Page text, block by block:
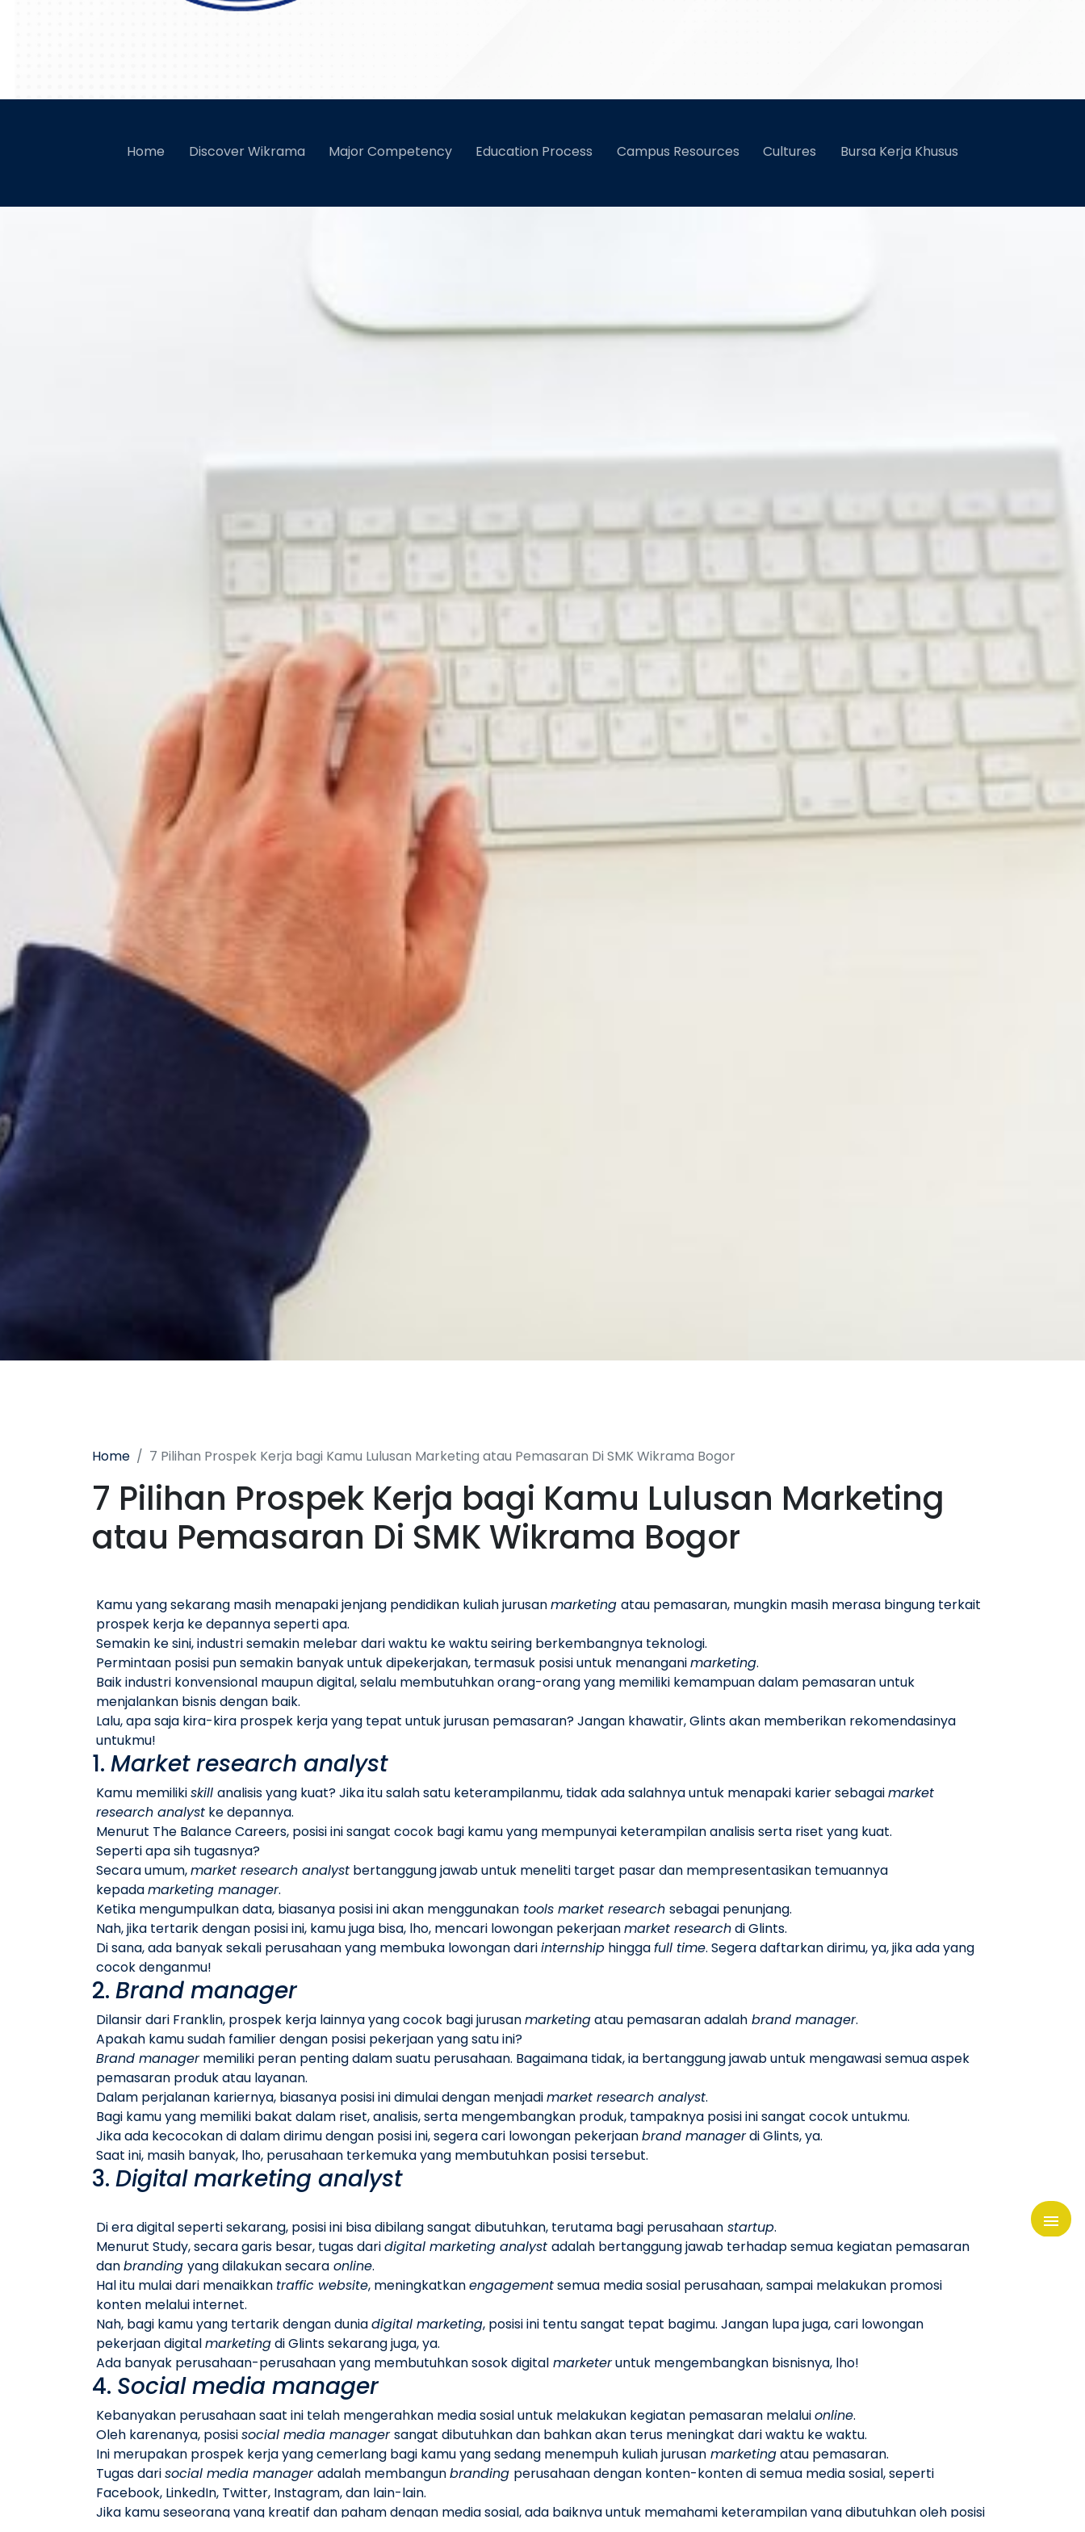
Home Discover Wikrama Major Competency Education Process Campus Resources Cultures Bursa Kerja Khusus
7 Pilihan Prospek Kerja bagi Kamu Lulusan Marketing atau Pemasaran Di SMK Wikrama Bogor
Bogor
Home 7 Pilihan Prospek Kerja bagi Kamu Lulusan Marketing atau Pemasaran Di SMK Wikrama Bogor
7 Pilihan Prospek Kerja bagi Kamu Lulusan Marketing
atau Pemasaran Di SMK Wikrama Bogor
Kamu yang sekarang masih menapaki jenjang pendidikan kuliah jurusanmarketing atau pemasaran, mungkin masih merasa bingung terkait
prospek kerja ke depannya seperti apa.
Semakin ke sini, industri semakin melebar dari waktu ke waktu seiring berkembangnya teknologi.
Permintaan posisi pun semakin banyak untuk dipekerjakan, termasuk posisi untuk menanganimarketing.
Baik industri konvensional maupun digital, selalu membutuhkan orang-orang yang memiliki kemampuan dalam pemasaran untuk
menjalankan bisnis dengan baik.
Lalu, apa saja kira-kira prospek kerja yang tepat untuk jurusan pemasaran? Jangan khawatir, Glints akan memberikan rekomendasinya
untukmu!
1. Market research analyst
Kamu memilikiskill analisis yang kuat? Jika itu salah satu keterampilanmu, tidak ada salahnya untuk menapaki karier sebagaimarket
research analyst ke depannya.
Menurut The Balance Careers, posisi ini sangat cocok bagi kamu yang mempunyai keterampilan analisis serta riset yang kuat.
Seperti apa sih tugasnya?
Secara umum,market research analyst bertanggung jawab untuk meneliti target pasar dan mempresentasikan temuannya
kepadamarketing manager.
Ketika mengumpulkan data, biasanya posisi ini akan menggunakan tools market research sebagai penunjang.
Nah, jika tertarik dengan posisi ini, kamu juga bisa, lho, mencari lowongan pekerjaanmarket researchdi Glints.
Di sana, ada banyak sekali perusahaan yang membuka lowongan dariinternship hinggafull time. Segera daftarkan dirimu, ya, jika ada yang
cocok denganmu!
2. Brand manager
Dilansir dari Franklin, prospek kerja lainnya yang cocok bagi jurusanmarketingatau pemasaran adalah brand manager.
Apakah kamu sudah familier dengan posisi pekerjaan yang satu ini?
Brand managermemiliki peran penting dalam suatu perusahaan. Bagaimana tidak, ia bertanggung jawab untuk mengawasi semua aspek
pemasaran produk atau layanan.
Dalam perjalanan kariernya, biasanya posisi ini dimulai dengan menjadimarket research analyst.
Bagi kamu yang memiliki bakat dalam riset, analisis, serta mengembangkan produk, tampaknya posisi ini sangat cocok untukmu.
Jika ada kecocokan di dalam dirimu dengan posisi ini, segera cari lowongan pekerjaanbrand managerdi Glints, ya.
Saat ini, masih banyak, lho, perusahaan terkemuka yang membutuhkan posisi tersebut.
3. Digital marketing analyst
Di era digital seperti sekarang, posisi ini bisa dibilang sangat dibutuhkan, terutama bagi perusahaan startup.
Menurut Study, secara garis besar, tugas daridigital marketing analyst adalah bertanggung jawab terhadap semua kegiatan pemasaran
danbranding yang dilakukan secara online.
Hal itu mulai dari menaikkan traffic website, meningkatkanengagementsemua media sosial perusahaan, sampai melakukan promosi
konten melalui internet.
Nah, bagi kamu yang tertarik dengan duniadigital marketing, posisi ini tentu sangat tepat bagimu. Jangan lupa juga, cari lowongan
pekerjaan digitalmarketingdi Glints sekarang juga, ya.
Ada banyak perusahaan-perusahaan yang membutuhkan sosok digital marketeruntuk mengembangkan bisnisnya, lho!
4. Social media manager
Kebanyakan perusahaan saat ini telah mengerahkan media sosial untuk melakukan kegiatan pemasaran melaluionline.
Oleh karenanya, posisisocial media managersangat dibutuhkan dan bahkan akan terus meningkat dari waktu ke waktu.
Ini merupakan prospek kerja yang cemerlang bagi kamu yang sedang menempuh kuliah jurusan marketingatau pemasaran.
Tugas darisocial media manageradalah membangunbranding perusahaan dengan konten-konten di semua media sosial, seperti
Facebook, LinkedIn, Twitter, Instagram, dan lain-lain.
Jika kamu seseorang yang kreatif dan paham dengan media sosial, ada baiknya untuk memahami keterampilan yang dibutuhkan oleh posisi